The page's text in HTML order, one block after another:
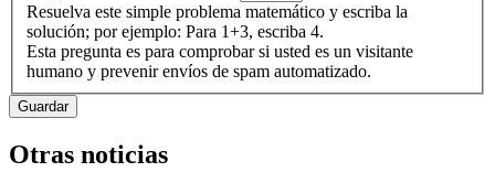
Resuelva este simple problema matemático y escriba la
solución; por ejemplo: Para 1+3, escriba 4.
Esta pregunta es para comprobar si usted es un visitante
humano y prevenir envíos de spam automatizado.
Otras noticias